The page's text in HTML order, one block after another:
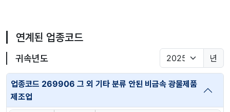
연계된 업종코드
귀속년도 년
업종코드 269906 그 외 기타 분류 안된 비금속 광물제품
제조업